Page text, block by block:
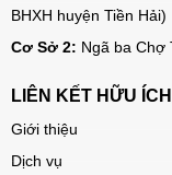
BHXH huyện Tiền Hải)
Cơ Sở 2: Ngã ba Chợ
LIÊN KẾT HỮU ÍCH
Giới thiệu
Dịch vụ